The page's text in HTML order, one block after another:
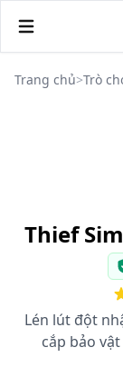
Trang chủ>Trò
Thief
Lén lút đột
cắp bảo